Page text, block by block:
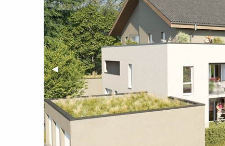
Previous Slide
◀︎